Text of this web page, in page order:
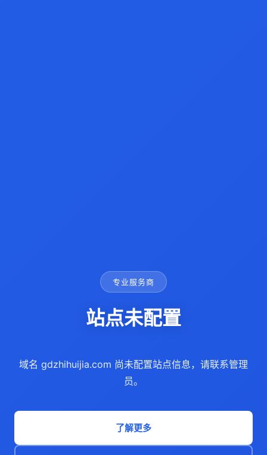
专业服务商
站点未配置
域名 gdzhihuijia.com 尚未配置站点信息，请联系管理
员。
了解更多